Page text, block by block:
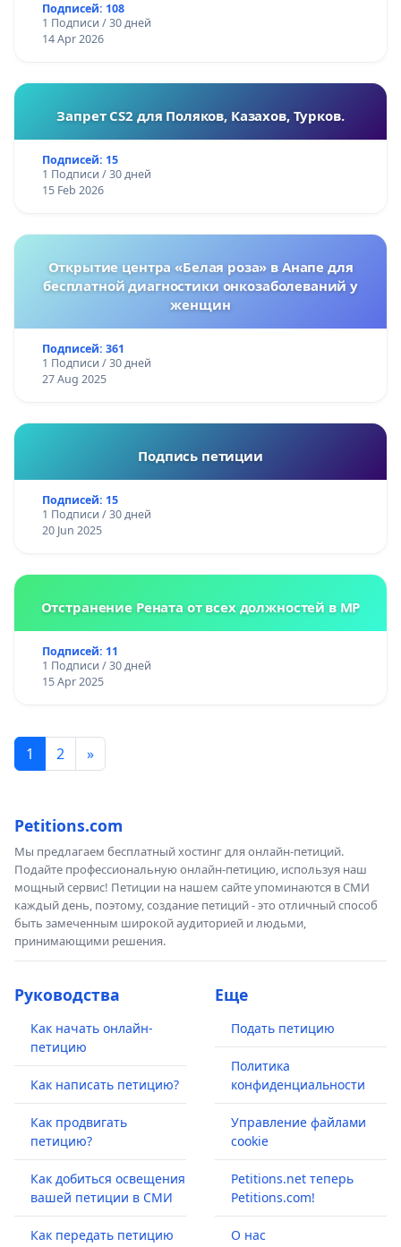
Подписей: 108
1 Подписи / 30 дней
14 Apr 2026
Запрет CS2 для Поляков, Казахов, Турков.
Подписей: 15
1 Подписи / 30 дней
15 Feb 2026
Открытие центра «Белая роза» в Анапе для
бесплатной диагностики онкозаболеваний у
женщин
Подписей: 361
1 Подписи / 30 дней
27 Aug 2025
Подпись петиции
Подписей: 15
1 Подписи / 30 дней
20 Jun 2025
Отстранение Рената от всех должностей в МР
Подписей: 11
1 Подписи / 30 дней
15 Apr 2025
1 2 »
Petitions.com
Мы предлагаем бесплатный хостинг для онлайн-петиций.
Подайте профессиональную онлайн-петицию, используя наш
мощный сервис! Петиции на нашем сайте упоминаются в СМИ
каждый день, поэтому, создание петиций - это отличный способ
быть замеченным широкой аудиторией и людьми,
принимающими решения.
Руководства
Как начать онлайн-
петицию
Как написать петицию?
Как продвигать
петицию?
Как добиться освещения
вашей петиции в СМИ
Как передать петицию
Еще
Подать петицию
Политика
конфиденциальности
Управление файлами
cookie
Petitions.net теперь
Petitions.com!
О нас